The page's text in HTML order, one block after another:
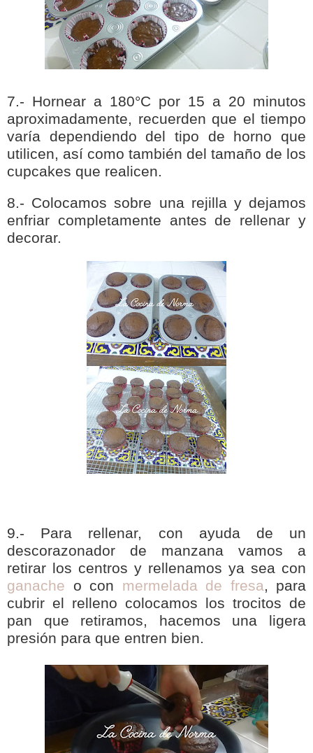
7.- Hornear a 180°C por 15 a 20 minutos
aproximadamente, recuerden que el tiempo
varía dependiendo del tipo de horno que
utilicen, así como también del tamaño de los
cupcakes que realicen.
8.- Colocamos sobre una rejilla y dejamos
enfriar completamente antes de rellenar y
decorar.
9.- Para rellenar, con ayuda de un
descorazonador de manzana vamos a
retirar los centros y rellenamos ya sea con
ganache o con mermelada de fresa, para
cubrir el relleno colocamos los trocitos de
pan que retiramos, hacemos una ligera
presión para que entren bien.